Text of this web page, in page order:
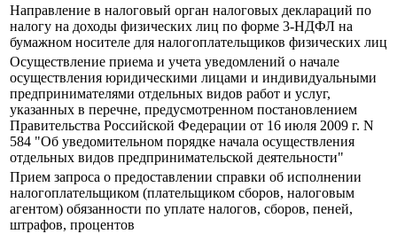
Направление в налоговый орган налоговых деклараций по
налогу на доходы физических лиц по форме 3-НДФЛ на
бумажном носителе для налогоплательщиков физических лиц
Осуществление приема и учета уведомлений о начале
осуществления юридическими лицами и индивидуальными
предпринимателями отдельных видов работ и услуг,
указанных в перечне, предусмотренном постановлением
Правительства Российской Федерации от 16 июля 2009 г. N
584 "Об уведомительном порядке начала осуществления
отдельных видов предпринимательской деятельности"
Прием запроса о предоставлении справки об исполнении
налогоплательщиком (плательщиком сборов, налоговым
агентом) обязанности по уплате налогов, сборов, пеней,
штрафов, процентов